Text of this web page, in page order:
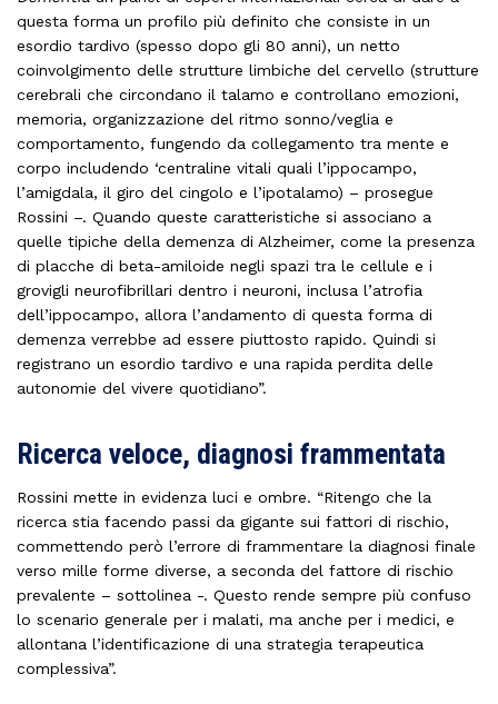
questa forma un profilo più definito che consiste in un
esordio tardivo (spesso dopo gli 80 anni), un netto
coinvolgimento delle strutture limbiche del cervello (strutture
cerebrali che circondano il talamo e controllano emozioni,
memoria, organizzazione del ritmo sonno/veglia e
comportamento, fungendo da collegamento tra mente e
corpo includendo ‘centraline vitali quali l’ippocampo,
l’amigdala, il giro del cingolo e l’ipotalamo) – prosegue
Rossini –. Quando queste caratteristiche si associano a
quelle tipiche della demenza di Alzheimer, come la presenza
di placche di beta-amiloide negli spazi tra le cellule e i
grovigli neurofibrillari dentro i neuroni, inclusa l’atrofia
dell’ippocampo, allora l’andamento di questa forma di
demenza verrebbe ad essere piuttosto rapido. Quindi si
registrano un esordio tardivo e una rapida perdita delle
autonomie del vivere quotidiano”.
Ricerca veloce, diagnosi frammentata
Rossini mette in evidenza luci e ombre. “Ritengo che la
ricerca stia facendo passi da gigante sui fattori di rischio,
commettendo però l’errore di frammentare la diagnosi finale
verso mille forme diverse, a seconda del fattore di rischio
prevalente – sottolinea -. Questo rende sempre più confuso
lo scenario generale per i malati, ma anche per i medici, e
allontana l’identificazione di una strategia terapeutica
complessiva”.